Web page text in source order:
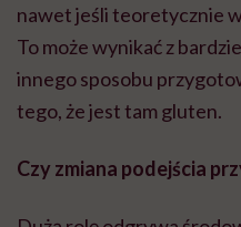
nawet jeśli teoretycznie
To może wynikać z
innego sposobu
tego, że jest tam gluten.
Czy zmiana podejścia